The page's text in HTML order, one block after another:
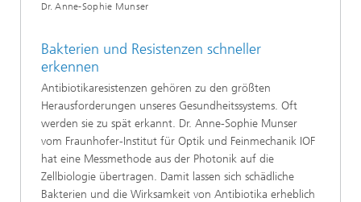
Dr. Anne-Sophie Munser
Bakterien und Resistenzen schneller
erkennen
Antibiotikaresistenzen gehören zu den größten
Herausforderungen unseres Gesundheitssystems. Oft
werden sie zu spät erkannt. Dr. Anne-Sophie Munser
vom Fraunhofer-Institut für Optik und Feinmechanik IOF
hat eine Messmethode aus der Photonik auf die
Zellbiologie übertragen. Damit lassen sich schädliche
Bakterien und die Wirksamkeit von Antibiotika erheblich